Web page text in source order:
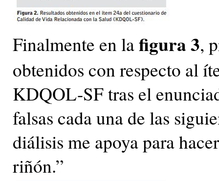
Finalmente en lafigura 3,
obtenidos con respecto al
KDQOL-SF tras el
falsas cada una de las
diálisis me apoya para
riñón.”